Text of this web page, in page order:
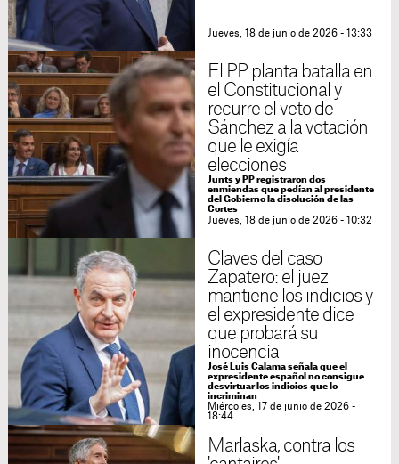
Jueves, 18 de junio de 2026 - 13:33
El PP planta batalla en
el Constitucional y
recurre el veto de
Sánchez a la votación
que le exigía
elecciones
Junts y PP registraron dos
enmiendas que pedían al presidente
del Gobierno la disolución de las
Cortes
Jueves, 18 de junio de 2026 - 10:32
Claves del caso
Zapatero: el juez
mantiene los indicios y
el expresidente dice
que probará su
inocencia
José Luis Calama señala que el
expresidente español no consigue
desvirtuar los indicios que lo
incriminan
Miércoles, 17 de junio de 2026 -
18:44
Marlaska, contra los